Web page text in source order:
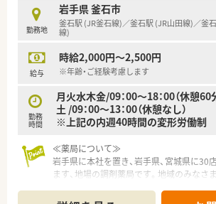
すよね。
≪スキルアップサポートあり！≫
でなく人間力を向上させる社内研修も実施
しての認定取得に向けた研修や研究発表な
≪薬局情報≫
昔ながらの薬店のような外観ですが、待合
も配置しており、処方箋が無くてもご来局
っしゃいます。
勤務地
岩手県 釜石市
釜石駅 (JR釜石線)／釜石駅 (JR山田線)／釜
線)
給与
時給2,000円～2,500円
※年齢・ご経験考慮します
勤務
時間
月火水木金/09：00～18：00（休憩60
土 /09：00～13：00（休憩なし）
※上記の内週40時間の変形労働制
≪薬局について≫
岩手県に本社を置き、岩手県、宮城県に30
ます、地場の調剤薬局です。地域のみなさ